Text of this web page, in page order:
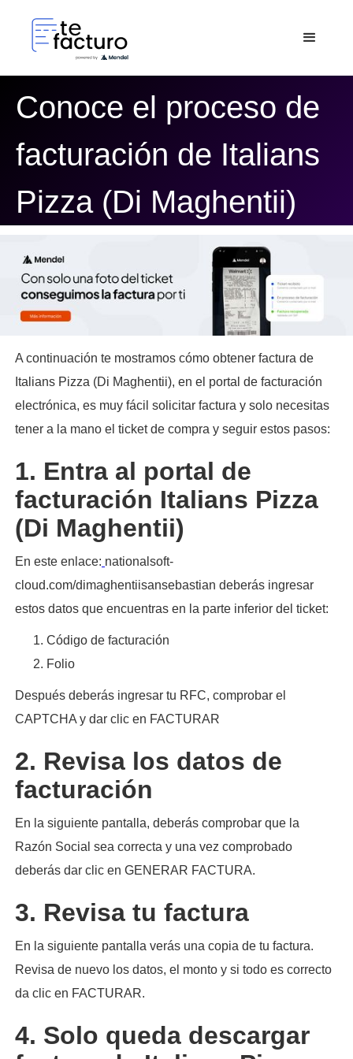
Conoce el proceso de
facturación de Italians
Pizza (Di Maghentii)
A continuación te mostramos cómo obtener factura de
Italians Pizza (Di Maghentii), en el portal de facturación
electrónica, es muy fácil solicitar factura y solo necesitas
tener a la mano el ticket de compra y seguir estos pasos:​
1. Entra al portal de
facturación Italians Pizza
(Di Maghentii)
En este enlace: nationalsoft-
cloud.com/dimaghentiisansebastian deberás ingresar
estos datos que encuentras en la parte inferior del ticket:
Código de facturación
Folio
Después deberás ingresar tu RFC, comprobar el
CAPTCHA y dar clic en FACTURAR
2. Revisa los datos de
facturación
En la siguiente pantalla, deberás comprobar que la
Razón Social sea correcta y una vez comprobado
deberás dar clic en GENERAR FACTURA.
3. Revisa tu factura
En la siguiente pantalla verás una copia de tu factura.
Revisa de nuevo los datos, el monto y si todo es correcto
da clic en FACTURAR.
4. Solo queda descargar